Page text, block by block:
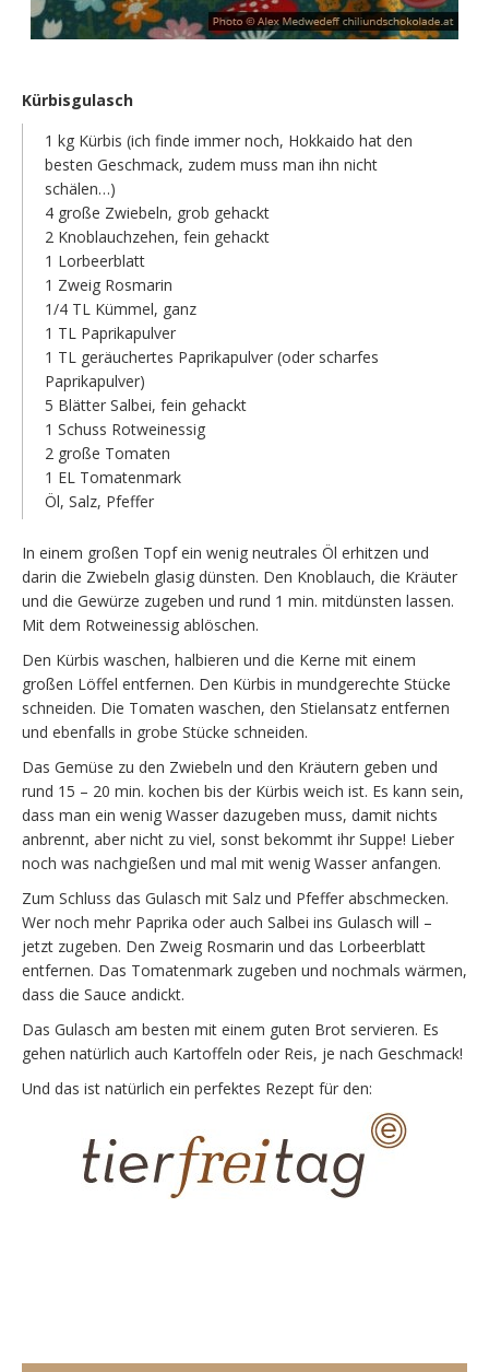
Kürbisgulasch
1 kg Kürbis (ich finde immer noch, Hokkaido hat den
besten Geschmack, zudem muss man ihn nicht
schälen…)
4 große Zwiebeln, grob gehackt
2 Knoblauchzehen, fein gehackt
1 Lorbeerblatt
1 Zweig Rosmarin
1/4 TL Kümmel, ganz
1 TL Paprikapulver
1 TL geräuchertes Paprikapulver (oder scharfes
Paprikapulver)
5 Blätter Salbei, fein gehackt
1 Schuss Rotweinessig
2 große Tomaten
1 EL Tomatenmark
Öl, Salz, Pfeffer
In einem großen Topf ein wenig neutrales Öl erhitzen und
darin die Zwiebeln glasig dünsten. Den Knoblauch, die Kräuter
und die Gewürze zugeben und rund 1 min. mitdünsten lassen.
Mit dem Rotweinessig ablöschen.
Den Kürbis waschen, halbieren und die Kerne mit einem
großen Löffel entfernen. Den Kürbis in mundgerechte Stücke
schneiden. Die Tomaten waschen, den Stielansatz entfernen
und ebenfalls in grobe Stücke schneiden.
Das Gemüse zu den Zwiebeln und den Kräutern geben und
rund 15 – 20 min. kochen bis der Kürbis weich ist. Es kann sein,
dass man ein wenig Wasser dazugeben muss, damit nichts
anbrennt, aber nicht zu viel, sonst bekommt ihr Suppe! Lieber
noch was nachgießen und mal mit wenig Wasser anfangen.
Zum Schluss das Gulasch mit Salz und Pfeffer abschmecken.
Wer noch mehr Paprika oder auch Salbei ins Gulasch will –
jetzt zugeben. Den Zweig Rosmarin und das Lorbeerblatt
entfernen. Das Tomatenmark zugeben und nochmals wärmen,
dass die Sauce andickt.
Das Gulasch am besten mit einem guten Brot servieren. Es
gehen natürlich auch Kartoffeln oder Reis, je nach Geschmack!
Und das ist natürlich ein perfektes Rezept für den: